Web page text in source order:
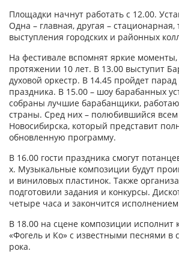
Площадки начнут работать с 12.00.
Одна – главная, другая – стационарная,
выступления городских и районных
На фестивале вспомнят яркие
протяжении 10 лет. В 13.00 выступит
духовой оркестр. В 14.45 пройдет парад
праздника. В 15.00 – шоу барабанных
собраны лучшие барабанщики,
страны. Сред них – полюбившийся всем
Новосибирска, который представит
обновленную программу.
В 16.00 гости праздника смогут
х. Музыкальные композиции будут
и виниловых пластинок. Также
подготовили задания и конкурсы.
четыре часа и закончится исполнением
В 18.00 на сцене композиции исполнит
«Фогель и Ко» с известными песнями в
рока.